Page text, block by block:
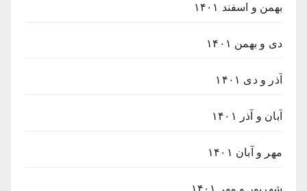
بهمن و اسفند ۱۴۰۱
دی و بهمن ۱۴۰۱
آذر و دی ۱۴۰۱
آبان و آذر ۱۴۰۱
مهر و آبان ۱۴۰۱
شهریور و مهر ۱۴۰۱